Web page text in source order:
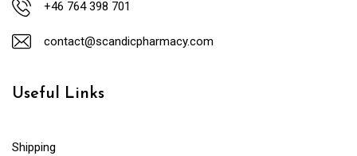
+46 764 398 701
contact@scandicpharmacy.com
Useful Links
Shipping